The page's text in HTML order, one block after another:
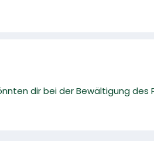
dir bei der Bewältigung des